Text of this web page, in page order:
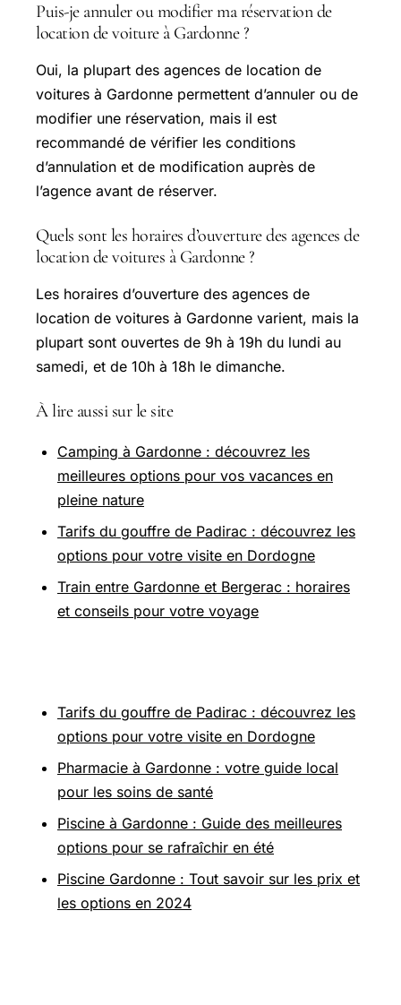
Puis-je annuler ou modifier ma réservation de
location de voiture à Gardonne ?
Oui, la plupart des agences de location de
voitures à Gardonne permettent d’annuler ou de
modifier une réservation, mais il est
recommandé de vérifier les conditions
d’annulation et de modification auprès de
l’agence avant de réserver.
Quels sont les horaires d’ouverture des agences de
location de voitures à Gardonne ?
Les horaires d’ouverture des agences de
location de voitures à Gardonne varient, mais la
plupart sont ouvertes de 9h à 19h du lundi au
samedi, et de 10h à 18h le dimanche.
À lire aussi sur le site
Camping à Gardonne : découvrez les
meilleures options pour vos vacances en
pleine nature
Tarifs du gouffre de Padirac : découvrez les
options pour votre visite en Dordogne
Train entre Gardonne et Bergerac : horaires
et conseils pour votre voyage
Tarifs du gouffre de Padirac : découvrez les
options pour votre visite en Dordogne
Pharmacie à Gardonne : votre guide local
pour les soins de santé
Piscine à Gardonne : Guide des meilleures
options pour se rafraîchir en été
Piscine Gardonne : Tout savoir sur les prix et
les options en 2024